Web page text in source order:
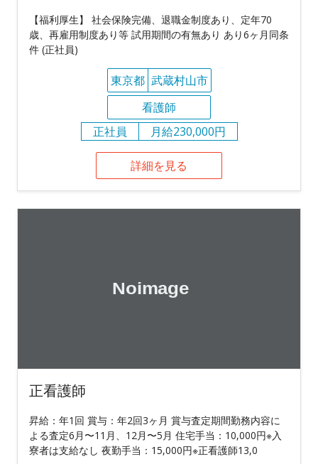
【福利厚生】 社会保険完備、退職金制度あり、定年70
歳、再雇用制度あり等 試用期間の有無あり あり6ヶ月同条
件 (正社員)
東京都 武蔵村山市
看護師
正社員
月給230,000円
詳細を見る
正看護師
昇給：年1回 賞与：年2回3ヶ月 賞与査定期間勤務内容に
よる査定6月〜11月、12月〜5月 住宅手当：10,000円※入
寮者は支給なし 夜勤手当：15,000円※正看護師13,0